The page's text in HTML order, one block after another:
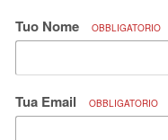
Tuo Nome OBBLIGATORIO
Tua Email OBBLIGATORIO